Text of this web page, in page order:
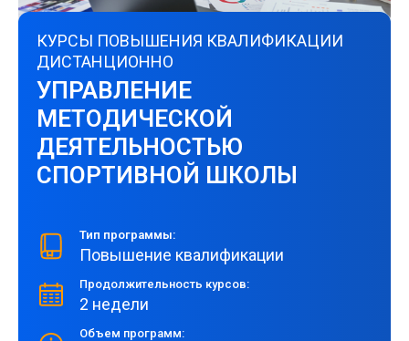
КУРСЫ ПОВЫШЕНИЯ КВАЛИФИКАЦИИ
ДИСТАНЦИОННО
УПРАВЛЕНИЕ
МЕТОДИЧЕСКОЙ
ДЕЯТЕЛЬНОСТЬЮ
СПОРТИВНОЙ ШКОЛЫ
Тип программы:
Повышение квалификации
Продолжительность курсов:
2 недели
Объем программ: